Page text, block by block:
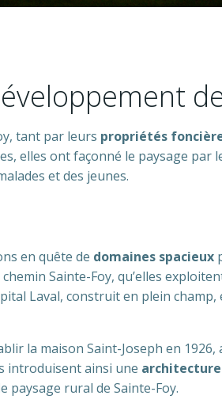
tant par leurs propriétés
elles ont façonné le paysage
et des jeunes.
en quête de domaines spacieux
Sainte-Foy, qu’elles
Laval, construit en plein
la maison Saint-Joseph en
introduisent ainsi une
paysage rural de Sainte-Foy.